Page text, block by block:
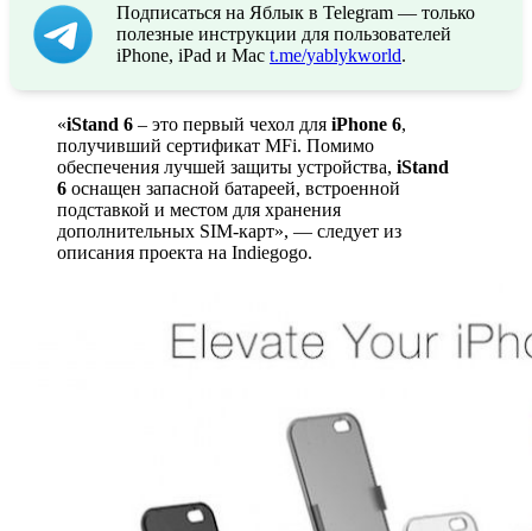
Подписаться на Яблык в Telegram — только
полезные инструкции для пользователей
iPhone, iPad и Mac t.me/yablykworld.
«iStand 6 – это первый чехол для iPhone 6,
получивший сертификат MFi. Помимо
обеспечения лучшей защиты устройства, iStand
6 оснащен запасной батареей, встроенной
подставкой и местом для хранения
дополнительных SIM-карт», — следует из
описания проекта на Indiegogo.